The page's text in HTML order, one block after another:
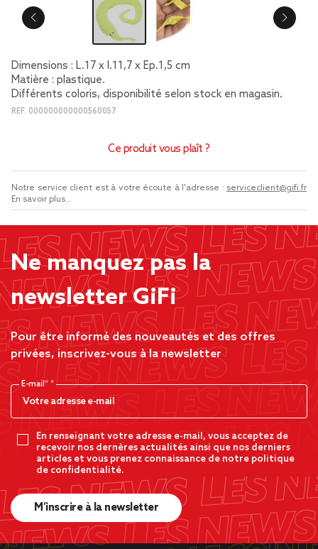
Dimensions : L.17 x l.11,7 x Ep.1,5 cm
Matière : plastique.
Différents coloris, disponibilité selon stock en magasin.
REF. 000000000000560057
Ce produit vous plaît ?
Notre service client est à votre écoute à l'adresse : serviceclient@gifi.fr
En savoir plus...
Ne manquez pas la
newsletter GiFi
Pour être informé des nouveautés et des offres
privées, inscrivez-vous à la newsletter
E-mail*
En renseignant votre adresse e-mail, vous acceptez de
recevoir nos dernères actualités ainsi que nos derniers
articles et vous prenez connaissance de notre politique
de confidentialité.
M’inscrire à la newsletter